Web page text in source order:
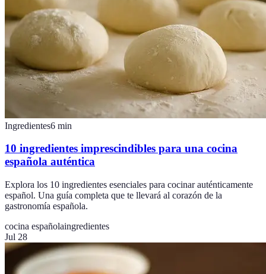
Ingredientes6 min
10 ingredientes imprescindibles para una cocina
española auténtica
Explora los 10 ingredientes esenciales para cocinar auténticamente
español. Una guía completa que te llevará al corazón de la
gastronomía española.
cocina españolaingredientes
Jul 28